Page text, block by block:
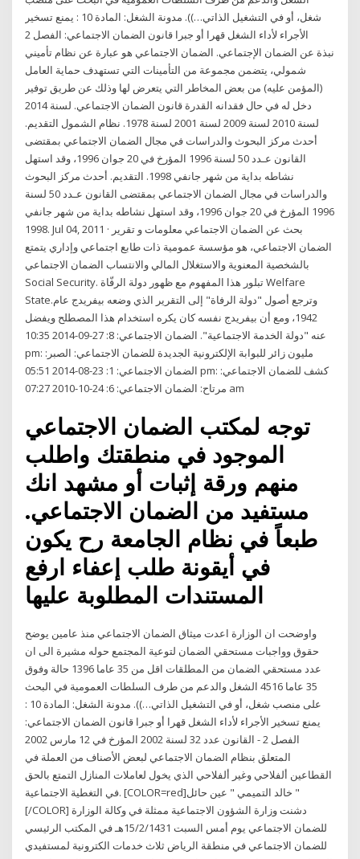
شغل، أو في التشغيل الذاتي…)). مدونة الشغل: المادة 10 : يمنع تسخير
الأجراء لأداء الشغل قهرا أو جبرا قانون الضمان الاجتماعي: الفصل 2
نبذة عن الضمان الإجتماعي. الضمان الاجتماعي هو عبارة عن نظام تأميني
شمولي، يتضمن مجموعة من التأمينات التي تستهدف حماية العامل
(المؤمن عليه) من بعض المخاطر التي يتعرض لها وذلك عن طريق توفير
دخل له في حال فقدانه القدرة قانون الضمان الاجتماعي. لسنة 2014
لسنة 2010 لسنة 2009 لسنة 2001 لسنة 1978. نظام الشمول التقديم.
أحدث مركز البحوث والدراسات في مجال الضمان الاجتماعي بمقتضى
القانون عـدد 50 لسنة 1996 المؤرخ في 20 جوان 1996، وقد استهل
نشاطه بداية من شهر جانفي 1998. التقديم. أحدث مركز البحوث
والدراسات في مجال الضمان الاجتماعي بمقتضى القانون عـدد 50 لسنة
1996 المؤرخ في 20 جوان 1996، وقد استهل نشاطه بداية من شهر جانفي
1998. Jul 04, 2011 · بحث عن الضمان الاجتماعي معلومات و تقرير
الضمان الاجتماعي، هو مؤسسة عمومية ذات طابع اجتماعي وإداري يتمتع
بالشخصية المعنوية والاستغلال المالي والانتساب الضمان الاجتماعي
Social Security. تبلور هذا المفهوم مع ظهور دولة الرفّاة Welfare
State.وترجع أصول "دولة الرفاة" إلى التقرير الذي وضعه بيفريدج عام
1942، ومع أن بيفريدج نفسه كان يكره استخدام هذا المصطلح ويفضل
عنه "دولة الخدمة الاجتماعية". الضمان الاجتماعي: 8: 27-09-2014 10:35
pm: مليون زائر للبوابة الإلكترونية الجديدة للضمان الاجتماعي: الصبر:
الضمان الاجتماعي: 1: 23-08-2014 05:51 pm: كشف للضمان الاجتماعي:
مرتاح: الضمان الاجتماعي: 6: 24-10-2010 07:27 am
توجه لمكتب الضمان الاجتماعي
الموجود في منطقتك واطلب
منهم ورقة إثبات أو مشهد انك
مستفيد من الضمان الاجتماعي.
طبعاً في نظام الجامعة رح يكون
في أيقونة طلب إعفاء ارفع
المستندات المطلوبة عليها
واوضحت ان الوزارة اعدت ميثاق الضمان الاجتماعي منذ عامين يوضح
حقوق وواجبات مستحقي الضمان لتوعية المجتمع حوله مشيرة الى ان
عدد مستحقي الضمان من المطلقات اقل من 35 عاما 1396 حالة وفوق
35 عاما 4516 الشغل والدعم من طرف السلطات العمومية في البحث
على منصب شغل، أو في التشغيل الذاتي…)). مدونة الشغل: المادة 10 :
يمنع تسخير الأجراء لأداء الشغل قهرا أو جبرا قانون الضمان الاجتماعي:
الفصل 2 - القانون عدد 32 لسنة 2002 المؤرخ في 12 مارس 2002
المتعلق بنظام الضمان الاجتماعي لبعض الأصناف من العملة في
القطاعين ألفلاحي وغير ألفلاحي الذي يخول لعاملات المنازل التمتع بالحق
في التغطية الاجتماعية. [COLOR=red]خالد التميمي " عين حائل "
[/COLOR] دشنت وزارة الشؤون الاجتماعية ممثلة في وكالة الوزارة
للضمان الاجتماعي يوم أمس السبت 15/2/1431هـ في المكتب الرئيسي
للضمان الاجتماعي في منطقة الرياض ثلاث خدمات الكترونية لمستفيدي